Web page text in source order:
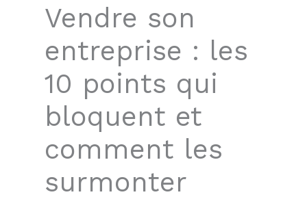
Vendre son
entreprise : les
10 points qui
bloquent et
comment les
surmonter